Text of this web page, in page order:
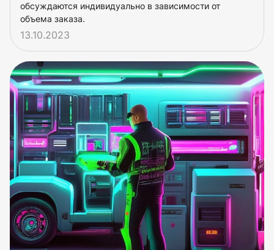
обсуждаются индивидуально в зависимости от
объема заказа.
13.10.2023